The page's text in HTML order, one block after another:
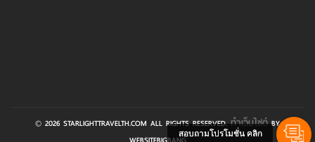
© 2026 STARLIGHTTRAVELTH.COM ALL RIGHTS RESERVED.ทำเว็บไซต์BY
สอบถามโปรโมชั่น คลิก